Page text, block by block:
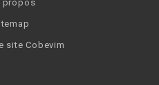
propos
site Cobevim